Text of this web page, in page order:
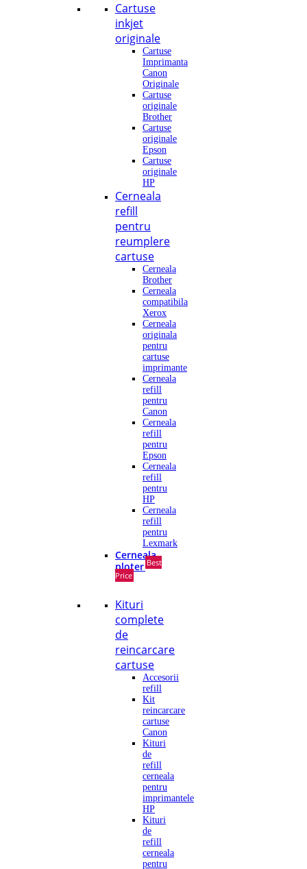
Cartuse
inkjet
originale
Cartuse
Imprimanta
Canon
Originale
Cartuse
originale
Brother
Cartuse
originale
Epson
Cartuse
originale
HP
Cerneala
refill
pentru
reumplere
cartuse
Cerneala
Brother
Cerneala
compatibila
Xerox
Cerneala
originala
pentru
cartuse
imprimante
Cerneala
refill
pentru
Canon
Cerneala
refill
pentru
Epson
Cerneala
refill
pentru
HP
Cerneala
refill
pentru
Lexmark
Cerneala
ploter Best
Price
Kituri
complete
de
reincarcare
cartuse
Accesorii
refill
Kit
reincarcare
cartuse
Canon
Kituri
de
refill
cerneala
pentru
imprimantele
HP
Kituri
de
refill
cerneala
pentru